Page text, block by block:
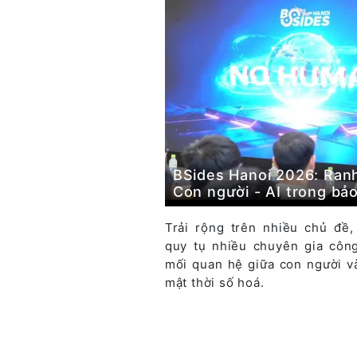
BSides Hanoi 2026:
Con người - AI trong
Trải rộng trên nhiều chủ đề,
quy tụ nhiều chuyên gia
mối quan hệ giữa con người
mật thời số hoá.